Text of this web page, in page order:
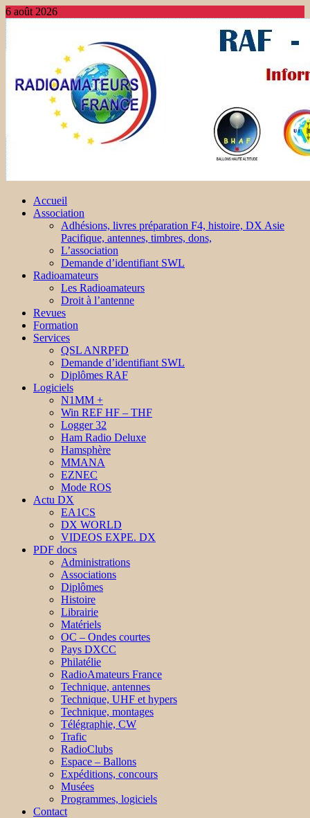
6 août 2026
Accueil
Association
Adhésions, livres préparation F4, histoire, DX Asie
Pacifique, antennes, timbres, dons,
L’association
Demande d’identifiant SWL
Radioamateurs
Les Radioamateurs
Droit à l’antenne
Revues
Formation
Services
QSL ANRPFD
Demande d’identifiant SWL
Diplômes RAF
Logiciels
N1MM +
Win REF HF – THF
Logger 32
Ham Radio Deluxe
Hamsphère
MMANA
EZNEC
Mode ROS
Actu DX
EA1CS
DX WORLD
VIDEOS EXPE. DX
PDF docs
Administrations
Associations
Diplômes
Histoire
Librairie
Matériels
OC – Ondes courtes
Pays DXCC
Philatélie
RadioAmateurs France
Technique, antennes
Technique, UHF et hypers
Technique, montages
Télégraphie, CW
Trafic
RadioClubs
Espace – Ballons
Expéditions, concours
Musées
Programmes, logiciels
Contact